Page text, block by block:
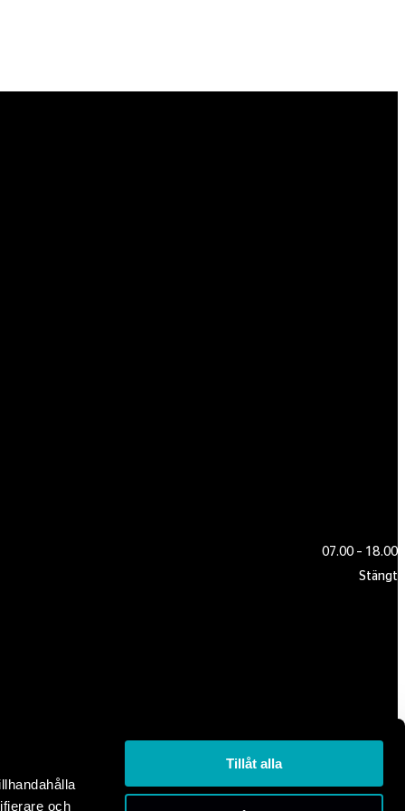
och
Tillåt alla
07.00 – 18.00
Stängt